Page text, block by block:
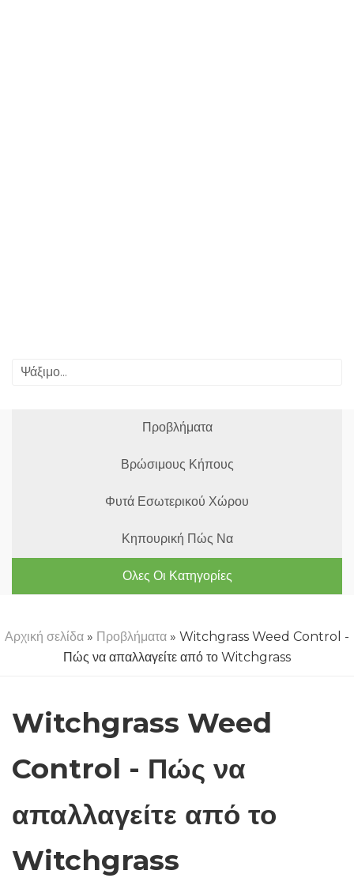
Προβλήματα
Βρώσιμους Κήπους
Φυτά Εσωτερικού Χώρου
Κηπουρική Πώς Να
Ολες Οι Κατηγορίες
Αρχική σελίδα » Προβλήματα » Witchgrass Weed Control -
Πώς να απαλλαγείτε από το Witchgrass
Witchgrass Weed
Control - Πώς να
απαλλαγείτε από το
Witchgrass